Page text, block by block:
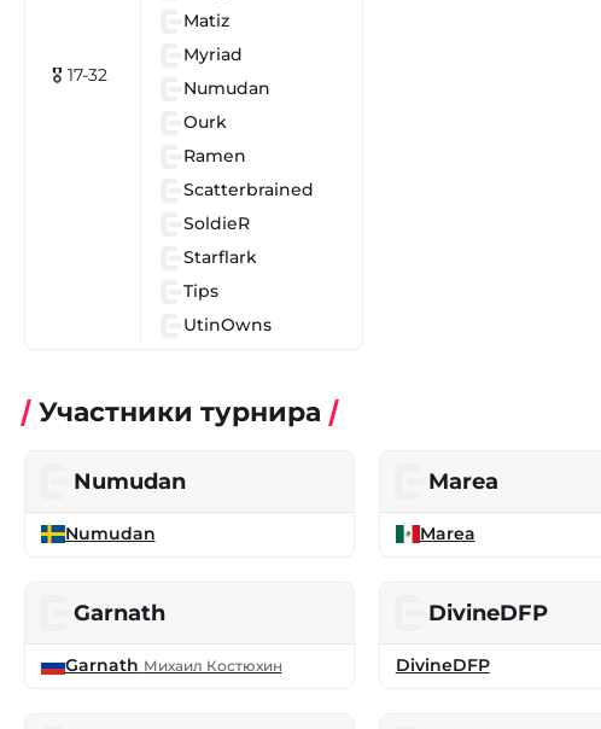
🎖 17-32
Matiz
Myriad
Numudan
Ourk
Ramen
Scatterbrained
SoldieR
Starflark
Tips
UtinOwns
Участники турнира
Numudan
Numudan
Marea
Marea
Garnath
Garnath Михаил Костюхин
DivineDFP
DivineDFP